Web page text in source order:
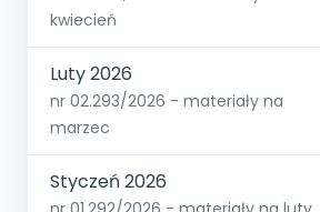
kwiecień
Luty 2026
nr 02.293/2026 - materiały na
marzec
Styczeń 2026